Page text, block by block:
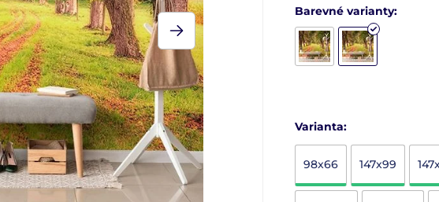
Barevné varianty:
Varianta:
98x66 147x99